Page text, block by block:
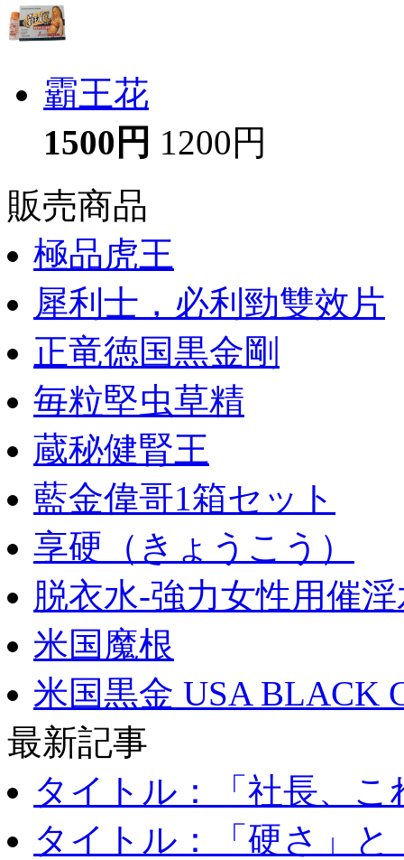
霸王花
1500円 1200円
販売商品
極品虎王
犀利士，必利勁雙效片
正竜徳国黒金剛
毎粒堅虫草精
蔵秘健腎王
藍金偉哥1箱セット
享硬（きょうこう）
脱衣水-強力女性用催
米国魔根
米国黒金 USA BLACK
最新記事
タイトル：「社長、こ
タイトル：「硬さ」と